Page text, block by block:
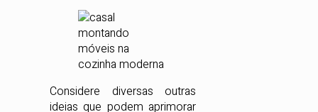
Considere diversas outras
ideias que podem aprimorar